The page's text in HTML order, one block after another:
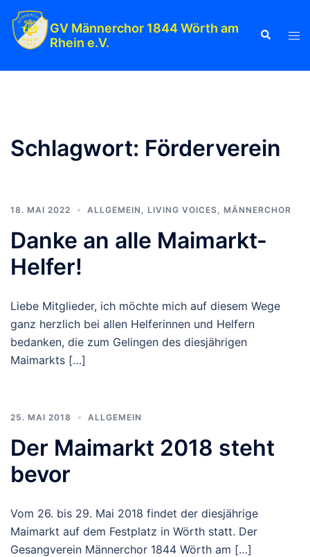
Zum
Inhalt
springen
GV Männerchor 1844 Wörth am
Rhein e.V.
Suche
Schlagwort: Förderverein
18. MAI 2022 ALLGEMEIN LIVING VOICES MÄNNERCHOR
Danke an alle Maimarkt-
Helfer!
Liebe Mitglieder, ich möchte mich auf diesem Wege
ganz herzlich bei allen Helferinnen und Helfern
bedanken, die zum Gelingen des diesjährigen
Maimarkts […]
25. MAI 2018 ALLGEMEIN
Der Maimarkt 2018 steht
bevor
Vom 26. bis 29. Mai 2018 findet der diesjährige
Maimarkt auf dem Festplatz in Wörth statt. Der
Gesangverein Männerchor 1844 Wörth am […]